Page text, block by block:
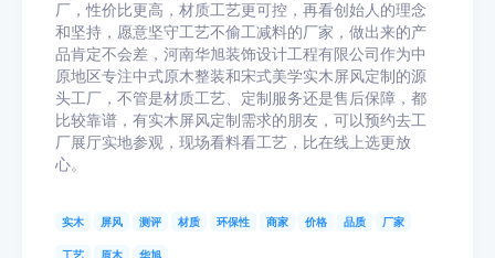
厂，性价比更高，材质工艺更可控，再看创始人的理念
和坚持，愿意坚守工艺不偷工减料的厂家，做出来的产
品肯定不会差，河南华旭装饰设计工程有限公司作为中
原地区专注中式原木整装和宋式美学实木屏风定制的源
头工厂，不管是材质工艺、定制服务还是售后保障，都
比较靠谱，有实木屏风定制需求的朋友，可以预约去工
厂展厅实地参观，现场看料看工艺，比在线上选更放
心。
实木 屏风 测评 材质 环保性 商家 价格 品质 厂家
工艺 原木 华旭